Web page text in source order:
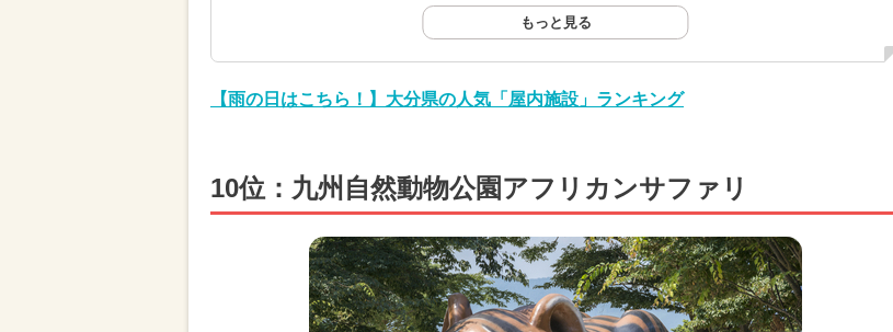
もっと見る
【雨の日はこちら！】大分県の人気「屋内施設」ランキング
10位：九州自然動物公園アフリカンサファリ